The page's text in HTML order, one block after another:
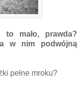
mało, prawda?
w nim podwójną
pełne mroku?